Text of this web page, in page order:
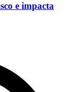
e impacta